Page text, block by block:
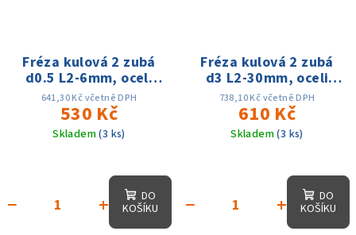
Fréza kulová 2 zubá
d0.5 L2-6mm, oceli
60HRC
641,30 Kč včetně DPH
530 Kč
Skladem(3 ks)
+
−
DO
KOŠÍKU
Fréza kulová 2 zubá
d3 L2-30mm, oceli
60HRC
738,10 Kč včetně DPH
610 Kč
Skladem(3 ks)
+
−
DO
KOŠÍKU